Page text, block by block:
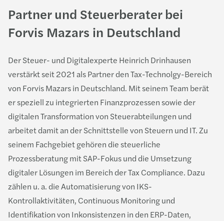
Partner und Steuerberater bei
Forvis Mazars in Deutschland
Der Steuer- und Digitalexperte Heinrich Drinhausen
verstärkt seit 2021 als Partner den Tax-Technolgy-Bereich
von Forvis Mazars in Deutschland. Mit seinem Team berät
er speziell zu integrierten Finanzprozessen sowie der
digitalen Transformation von Steuerabteilungen und
arbeitet damit an der Schnittstelle von Steuern und IT. Zu
seinem Fachgebiet gehören die steuerliche
Prozessberatung mit SAP-Fokus und die Umsetzung
digitaler Lösungen im Bereich der Tax Compliance. Dazu
zählen u. a. die Automatisierung von IKS-
Kontrollaktivitäten, Continuous Monitoring und
Identifikation von Inkonsistenzen in den ERP-Daten,